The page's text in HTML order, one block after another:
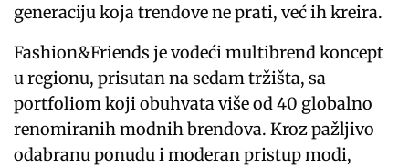
generaciju koja trendove ne prati, već ih kreira.
Fashion&Friends je vodeći multibrend koncept
u regionu, prisutan na sedam tržišta, sa
portfoliom koji obuhvata više od 40 globalno
renomiranih modnih brendova. Kroz pažljivo
odabranu ponudu i moderan pristup modi,